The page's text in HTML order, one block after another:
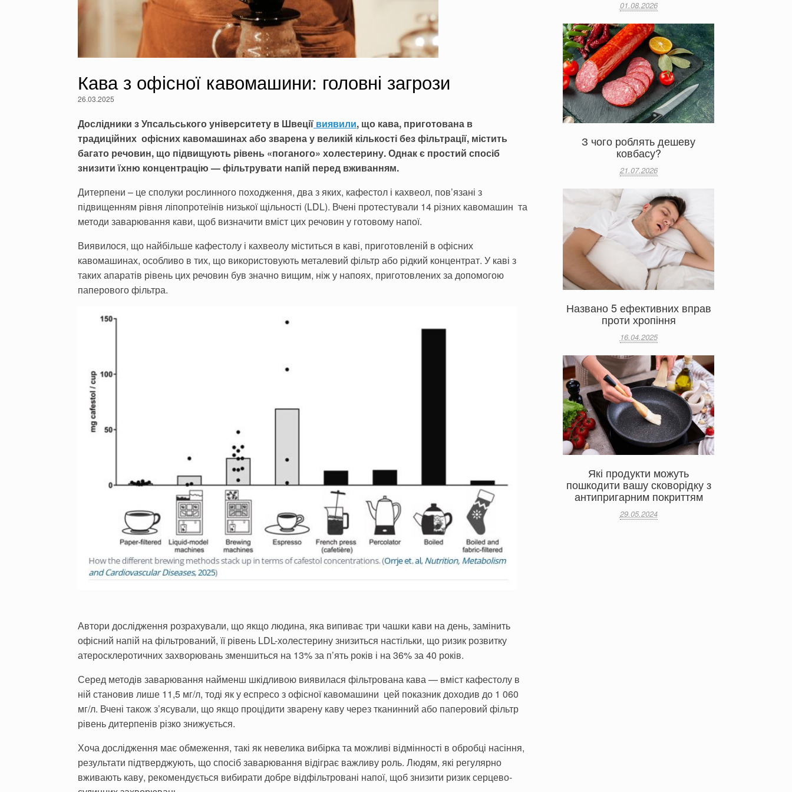
Кава з офісної кавомашини: головні загрози
26.03.2025
Дослідники з Упсальського університету в Швеції виявили, що кава, приготована в
традиційних офісних кавомашинах або зварена у великій кількості без фільтрації, містить
багато речовин, що підвищують рівень «поганого» холестерину. Однак є простий спосіб
знизити їхню концентрацію — фільтрувати напій перед вживанням.
Дитерпени – це сполуки рослинного походження, два з яких, кафестол і кахвеол, пов’язані з
підвищенням рівня ліпопротеїнів низької щільності (LDL). Вчені протестували 14 різних кавомашин та
методи заварювання кави, щоб визначити вміст цих речовин у готовому напої.
Виявилося, що найбільше кафестолу і кахвеолу міститься в каві, приготовленій в офісних
кавомашинах, особливо в тих, що використовують металевий фільтр або рідкий концентрат. У каві з
таких апаратів рівень цих речовин був значно вищим, ніж у напоях, приготовлених за допомогою
паперового фільтра.
Автори дослідження розрахували, що якщо людина, яка випиває три чашки кави на день, замінить
офісний напій на фільтрований, її рівень LDL-холестерину знизиться настільки, що ризик розвитку
атеросклеротичних захворювань зменшиться на 13% за п’ять років і на 36% за 40 років.
Серед методів заварювання найменш шкідливою виявилася фільтрована кава — вміст кафестолу в
ній становив лише 11,5 мг/л, тоді як у еспресо з офісної кавомашини цей показник доходив до 1 060
мг/л. Вчені також з’ясували, що якщо процідити зварену каву через тканинний або паперовий фільтр
рівень дитерпенів різко знижується.
Хоча дослідження має обмеження, такі як невелика вибірка та можливі відмінності в обробці насіння,
результати підтверджують, що спосіб заварювання відіграє важливу роль. Людям, які регулярно
вживають каву, рекомендується вибирати добре відфільтровані напої, щоб знизити ризик серцево-
01.08.2026
З чого роблять дешеву
ковбасу?
21.07.2026
Названо 5 ефективних вправ
проти хропіння
16.04.2025
Які продукти можуть
пошкодити вашу сковорідку з
антипригарним покриттям
29.05.2024